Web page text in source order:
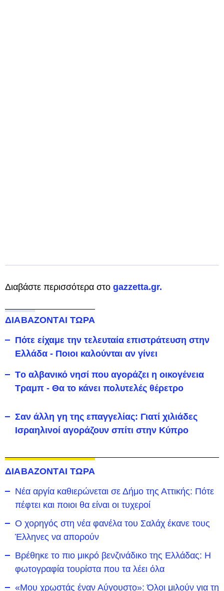
Διαβάστε περισσότερα στο gazzetta.gr.
ΔΙΑΒΑΖΟΝΤΑΙ ΤΩΡΑ
Πότε είχαμε την τελευταία επιστράτευση στην
Ελλάδα - Ποιοι καλούνται αν γίνει
Tο αλβανικό νησί που αγοράζει η οικογένεια
Τραμπ - Θα το κάνει πολυτελές θέρετρο
Σαν άλλη γη της επαγγελίας: Γιατί χιλιάδες
Ισραηλινοί αγοράζουν σπίτι στην Κύπρο
ΔΙΑΒΑΖΟΝΤΑΙ ΤΩΡΑ
Νέα αργία καθιερώνεται σε Δήμο της Αττικής: Πότε
πέφτει και ποιοι θα είναι οι τυχεροί
Ο χορηγός στη νέα φανέλα του Σαλάχ έκανε τους
Έλληνες να απορούν
Βρέθηκε το πιο μικρό βενζινάδικο της Ελλάδας: Η
φωτογραφία τουρίστα που τα λέει όλα
«Μου χρωστάς έναν Αύγουστο»: Όλοι μιλούν για τη